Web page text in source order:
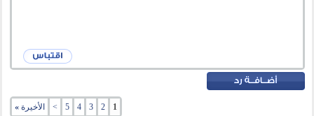
1
2
3
4
5
> الأخيرة»